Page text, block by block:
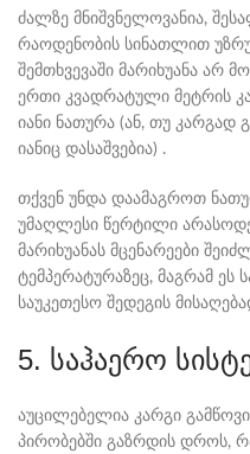
ძალზე მნიშვნელოვანია,
რაოდენობის სინათლით
შემთხვევაში მარიხუანა არ
ერთი კვადრატული მეტრის
იანი ნათურა (ან, თუ კარგად
იანიც დასაშვებია) .
თქვენ უნდა დაამაგროთ
უმაღლესი წერტილი
მარიხუანას მცენარეები
ტემპერატურაზეც, მაგრამ ეს
საუკეთესო შედეგის
5. საჰაერო
აუცილებელია კარგი
პირობებში გაზრდის დროს,